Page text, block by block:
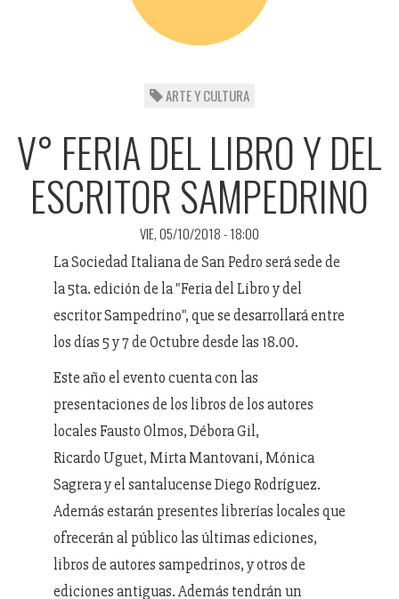
ARTE Y CULTURA
V° FERIA DEL LIBRO Y DEL
ESCRITOR SAMPEDRINO
VIE, 05/10/2018 - 18:00
La Sociedad Italiana de San Pedro será sede de
la 5ta. edición de la "Feria del Libro y del
escritor Sampedrino", que se desarrollará entre
los días 5 y 7 de Octubre desde las 18.00.
Este año el evento cuenta con las
presentaciones de los libros de los autores
locales Fausto Olmos, Débora Gil,
Ricardo Uguet, Mirta Mantovani, Mónica
Sagrera y el santalucense Diego Rodríguez.
Además estarán presentes librerías locales que
ofrecerán al público las últimas ediciones,
libros de autores sampedrinos, y otros de
ediciones antiguas. Además tendrán un